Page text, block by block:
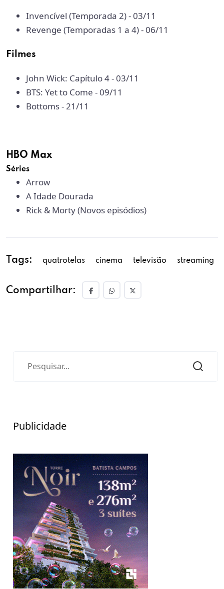
Invencível (Temporada 2) - 03/11
Revenge (Temporadas 1 a 4) - 06/11
Filmes
John Wick: Capítulo 4 - 03/11
BTS: Yet to Come - 09/11
Bottoms - 21/11
HBO Max
Séries
Arrow
A Idade Dourada
Rick & Morty (Novos episódios)
Tags: quatrotelas cinema televisão streaming
Compartilhar:
Publicidade